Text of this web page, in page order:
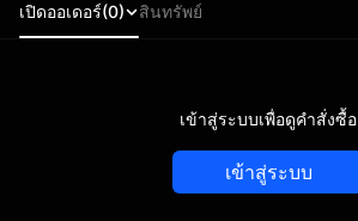
เปิดออเดอร์(0) สินทรัพย์
เข้าสู่ระบบเพื่อดูคำสั่งซื้อ
เข้าสู่ระบบ